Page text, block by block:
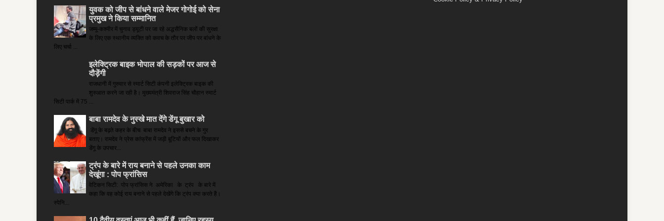
युवक को जीप से बांधने वाले मेजर गोगोई को सेना
प्रमुख ने किया सम्‍मानित
जम्मू-कश्मीर में चुनाव ड्यूटी पर जा रहे अद्धसैनिक बलों की सुरक्षा
के लिए एक स्थानीय व्यक्ति को कवच के तौर पर जीप पर बांधने के
लिए चर्चा ...
इलेक्ट्रिक बाइक भोपाल की सड़कों पर आज से
दौड़ेंगी
राजधानी में गुरुवार से स्मार्ट सिटी कंपनी इलेक्ट्रिक बाइक की
शुरुआत करने जा रही है। मुख्यमंत्री शिवराज सिंह चौहान स्मार्ट
सिटी पार्क में 75 ...
बाबा रामदेव के नुस्खे मात देंगे डेंगू बुखार को
डेंगू के बढ़ते कहर के बीच बाबा रामदेव ने इससे बचने के गुर
बताए। रामदेव ने प्रेस कांफ्रेंस में जड़ी बूटियों और फल दिखाकर
डेंगू के उपचार...
ट्रंप के बारे में राय बनाने से पहले उनका काम
देखूंगा : पोप फ्रांसिस
वेटिकन सिटी: पोप फ्रांसिस ने अमेरिका के ट्रंप के बारे में
कहा कि वह कोई राय बनाने से पहले देखेंगे कि ट्रंप क्या करते हैं।
स्पेनि...